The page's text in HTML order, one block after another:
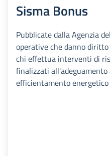
Sisma Bonus
Pubblicate dalla Agenzia
operative che danno
chi effettua interventi di
finalizzati
efficientamento energetico